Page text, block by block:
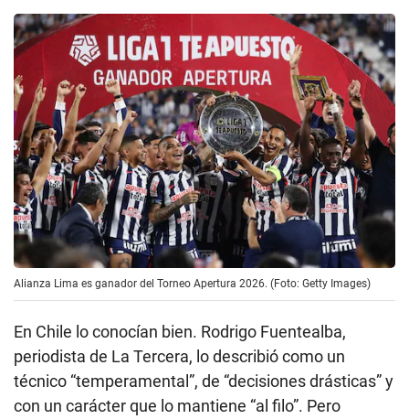
Alianza Lima es ganador del Torneo Apertura 2026. (Foto: Getty Images)
En Chile lo conocían bien. Rodrigo Fuentealba,
periodista de La Tercera, lo describió como un
técnico “temperamental”, de “decisiones drásticas” y
con un carácter que lo mantiene “al filo”. Pero